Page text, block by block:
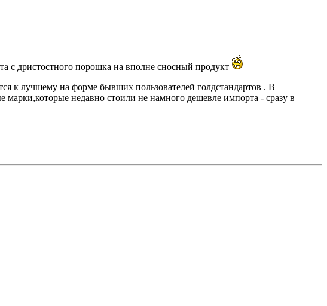
с дристостного порошка на вполне сносный продукт
к лучшему на форме бывших пользователей голдстандартов . В
недавно стоили не намного дешевле импорта - сразу в